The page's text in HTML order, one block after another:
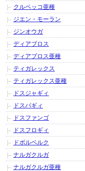
クルペッコ亜種
ジエン・モーラン
ジンオウガ
ディアブロス
ディアブロス亜種
ティガレックス
ティガレックス亜種
ドスジャギィ
ドスバギィ
ドスファンゴ
ドスフロギィ
ドボルベルク
ナルガクルガ
ナルガクルガ亜種